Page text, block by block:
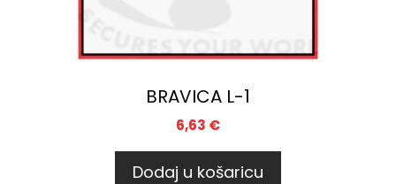
BRAVICA L-1
6,63 €
Dodaj u košaricu